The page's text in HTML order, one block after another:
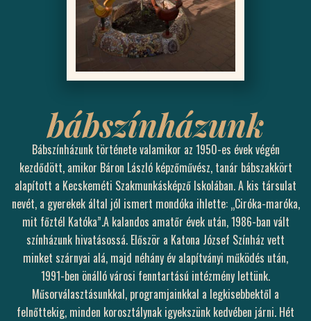
bábszínházunk
Bábszínházunk története valamikor az 1950-es évek végén
kezdődött, amikor Báron László képzőművész, tanár bábszakkört
alapított a Kecskeméti Szakmunkásképző Iskolában. A kis társulat
nevét, a gyerekek által jól ismert mondóka ihlette: „Ciróka-maróka,
mit főztél Katóka”.A kalandos amatőr évek után, 1986-ban vált
színházunk hivatásossá. Először a Katona József Színház vett
minket szárnyai alá, majd néhány év alapítványi működés után,
1991-ben önálló városi fenntartású intézmény lettünk.
Műsorválasztásunkkal, programjainkkal a legkisebbektől a
felnőttekig, minden korosztálynak igyekszünk kedvében járni. Hét